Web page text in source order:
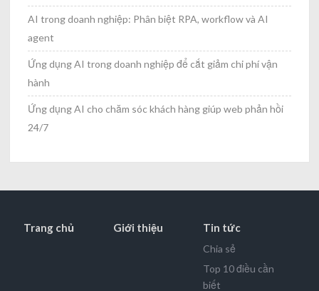
AI trong doanh nghiệp: Phân biệt RPA, workflow và AI
agent
Ứng dụng AI trong doanh nghiệp để cắt giảm chi phí vận
hành
Ứng dụng AI cho chăm sóc khách hàng giúp web phản hồi
24/7
Trang chủ Giới thiệu Tin tức
Chia sẻ
Top 10 điều cần
biết